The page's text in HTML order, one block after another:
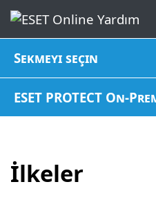
Sekmeyi seçin
ESET PROTECT On-
İlkeler